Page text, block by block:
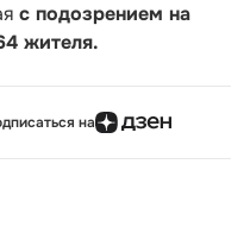
с подозрением на
жителя.
на